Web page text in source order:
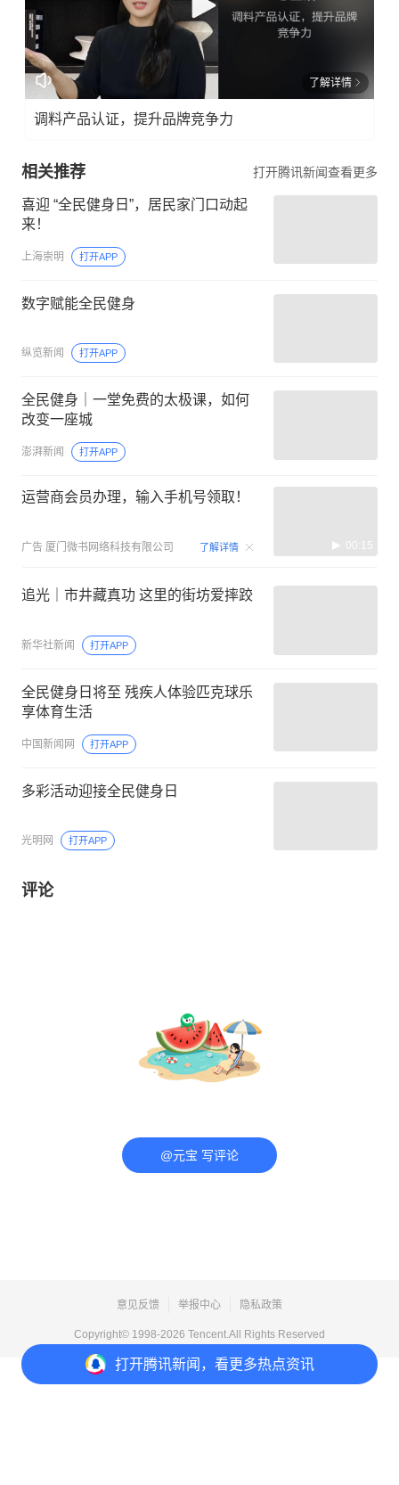
打开腾讯新闻，看更多热点资讯
了解详情
调料产品认证，提升品牌竞争力
相关推荐 打开腾讯新闻查看更多
喜迎 “全民健身日”，居民家门口动起
来！
上海崇明 打开APP
数字赋能全民健身
纵览新闻 打开APP
全民健身｜一堂免费的太极课，如何
改变一座城
澎湃新闻 打开APP
运营商会员办理，输入手机号领取！
广告 厦门微书网络科技有限公司 了解详情 00:15
追光｜市井藏真功 这里的街坊爱摔跤
新华社新闻 打开APP
全民健身日将至 残疾人体验匹克球乐
享体育生活
中国新闻网 打开APP
多彩活动迎接全民健身日
光明网 打开APP
评论
@元宝 写评论
意见反馈 举报中心 隐私政策
Copyright© 1998-2026 Tencent.All Rights Reserved